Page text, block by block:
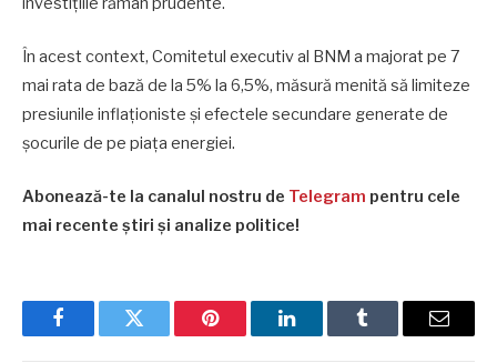
În acest context, Comitetul executiv al BNM a majorat pe 7
mai rata de bază de la 5% la 6,5%, măsură menită să limiteze
presiunile inflaționiste și efectele secundare generate de
șocurile de pe piața energiei.
Abonează-te la canalul nostru de Telegram pentru cele
mai recente știri și analize politice!
FacebookTwitter Pinterest LinkedInTumblr Email